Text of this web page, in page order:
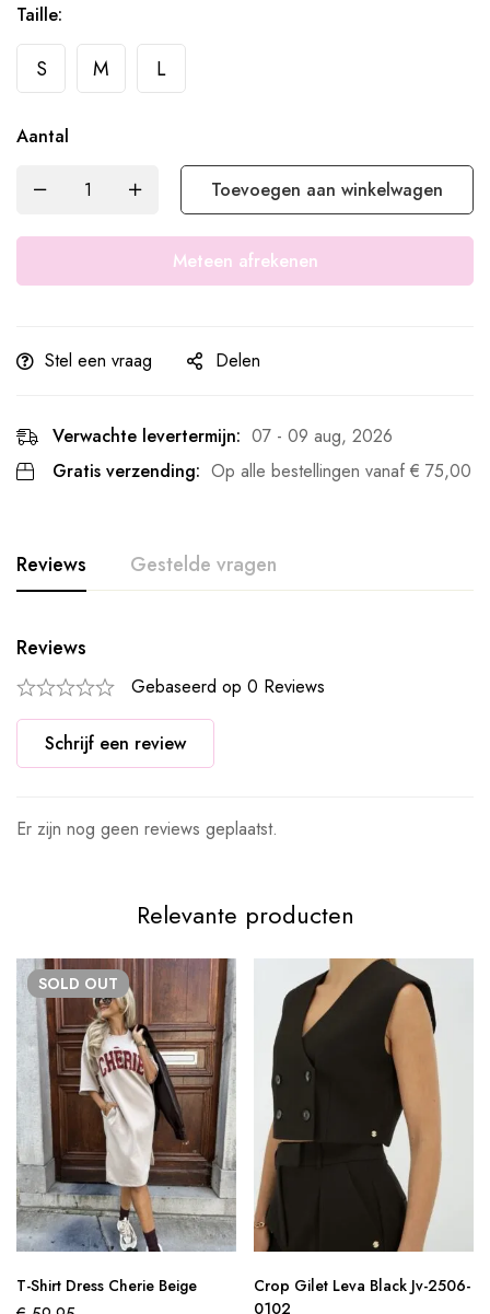
Taille:
S M L
Aantal
Toevoegen aan winkelwagen
Meteen afrekenen
Stel een vraag Delen
Verwachte levertermijn: 07 - 09 aug, 2026
Gratis verzending: Op alle bestellingen vanaf € 75,00
Reviews Gestelde vragen
Reviews
Gebaseerd op 0 Reviews
Schrijf een review
Er zijn nog geen reviews geplaatst.
Relevante producten
SOLD OUT
T-Shirt Dress Cherie Beige
Crop Gilet Leva Black Jv-2506-
0102